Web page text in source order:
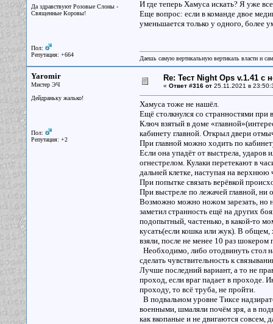
Да здравствуют Розовые Слоны -
Священные Коровы!
Пол:
Репутация: +664
И где теперь Хамуса искать? Я уже
Еще вопрос: если в команде двое
уменьшается только у одного, более
Даешь самую вертикальную вертикаль власти и
Yaromir
Мистер ЭЧ
Дейдраньку жалько!
Пол:
Репутация: +2
Re: Тест Night Ops v.1.41 с
« Ответ #316 от25.11.2021 в
Хамуса тоже не нашёл.
Ещё столкнулся со странностями при
Ключ взятый в доме
кабинету главной. Открыл двери
При главной можно ходить по
Если она упадёт от выстрела, ударов
огнестрелом. Кулаки перетекают в
дальней клетке, наступая на верхнюю
При попытке связать верёвкой
При выстреле по лежачей главной, ни
Возможно можно ножом зарезать, но
заметил странность ещё на других
подопытный, частенько, в какой-то
кусать(если кошка или жук). В общем,
взяли, после не менее 10 раз
Необходимо, либо отодвинуть стол
сделать чувствительность к
Лучше последний вариант, а то не
проход, если враг падает в проходе.
проходу, то всё труба, не пройти.
В подвальном уровне Тиксе
военными, шмаляли почём зря, а в
как вкопаные и не двигаются совсем,